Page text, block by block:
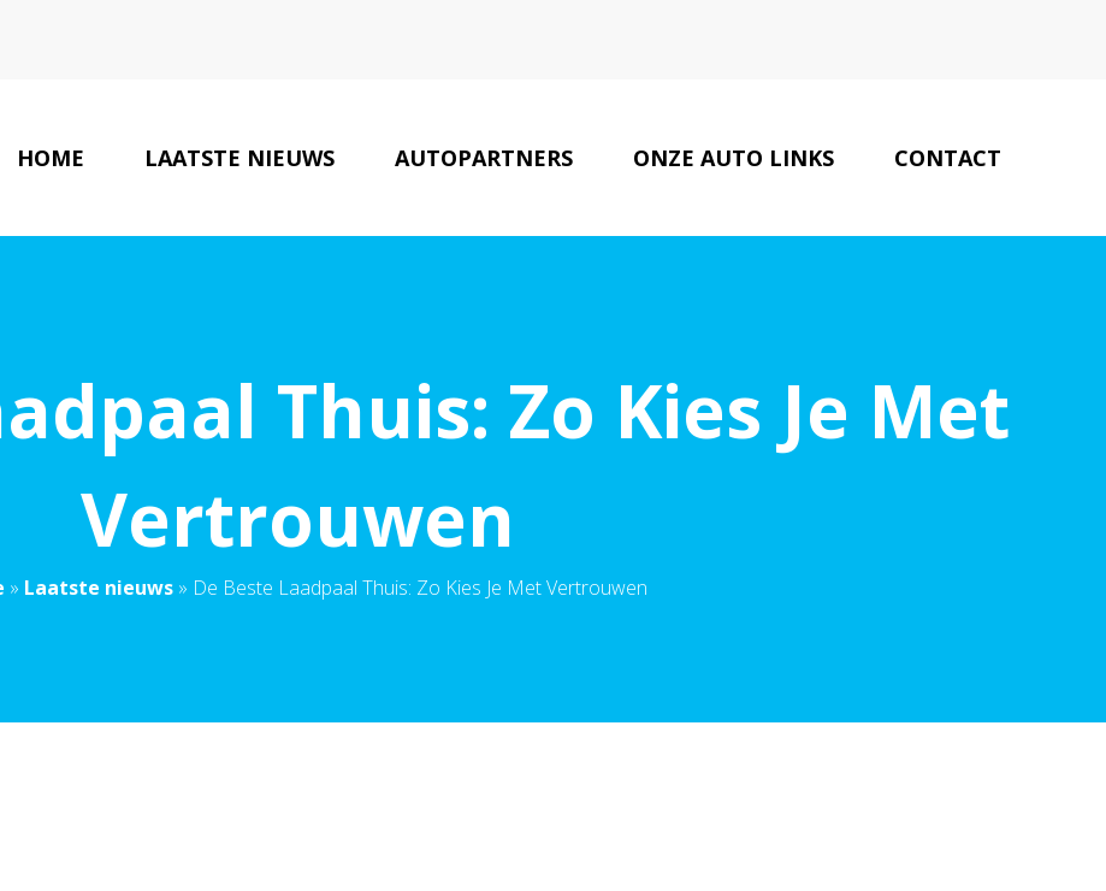
HOME LAATSTE NIEUWS AUTOPARTNERS ONZE AUTO LINKS CONTACT
Thuis: Zo Kies Je Met
Vertrouwen
» Laatste nieuws » De Beste Laadpaal Thuis: Zo Kies Je Met Vertrouwen